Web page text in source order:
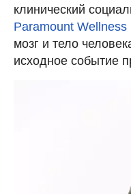
клинический
Paramount Wellness
мозг и тело
исходное событие